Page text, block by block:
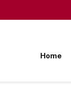
Home